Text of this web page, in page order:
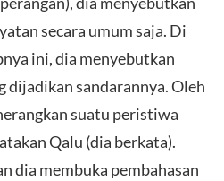
secara umum saja. Di
ini, dia menyebutkan
dijadikan sandarannya. Oleh
suatu peristiwa
Qalu (dia berkata).
dia membuka pembahasan